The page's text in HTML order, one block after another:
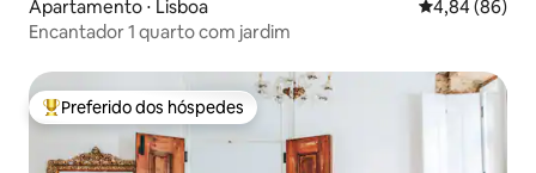
Apartamento ⋅ Lisboa 4,84 de uma
4,84 (86)
Encantador 1 quarto com jardim
Entre os melhores preferidos dos hóspedes
Preferido dos hóspedes